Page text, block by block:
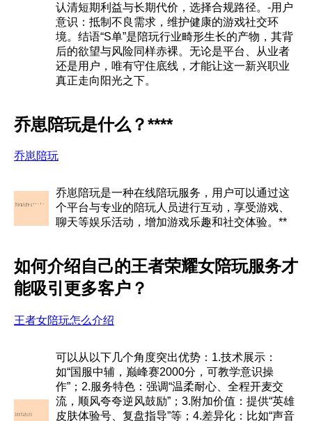
认清短期利益与长期代价，选择合规路径。-用户
意识：抵制不良需求，维护健康的游戏社交环
境。结语“S单”是陪玩行业畸形生长的产物，其背
后的欲望与风险同样赤裸。无论是平台、从业者
还是用户，唯有守住底线，才能让这一新兴职业
真正走向阳光之下。
乔崽陪玩是什么？****
乔崽陪玩
乔崽陪玩是一种在线陪玩服务，用户可以通过这
个平台与专业的陪玩人员进行互动，享受游戏、
聊天等娱乐活动，增加游戏乐趣和社交体验。**
如何介绍自己的王者荣耀女陪玩服务才
能吸引更多客户？
王者女陪玩怎么介绍
可以从以下几个角度突出优势：1.技术展示：
如“国服中辅，巅峰赛2000分，可教学意识操
作”；2.服务特色：强调“温柔耐心、全程开麦交
流，顺风夸夸逆风鼓励”；3.附加价值：提供“英雄
皮肤体验号、复盘指导”等；4.差异化：比如“声音